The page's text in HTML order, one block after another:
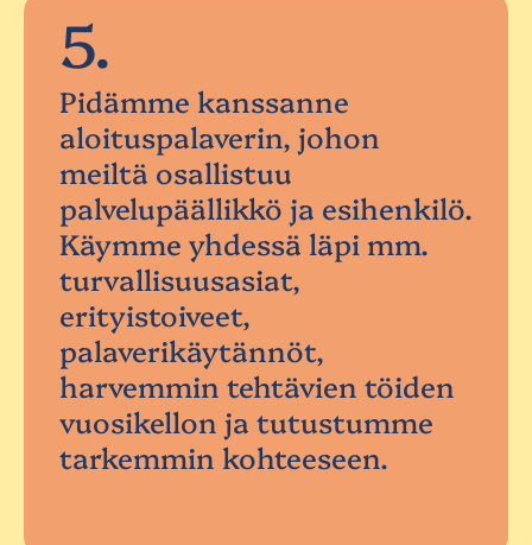
5.
Pidämme kanssanne
aloituspalaverin, johon
meiltä osallistuu
palvelupäällikkö ja esihenkilö.
Käymme yhdessä läpi mm.
turvallisuusasiat,
erityistoiveet,
palaverikäytännöt,
harvemmin tehtävien töiden
vuosikellon ja tutustumme
tarkemmin kohteeseen.